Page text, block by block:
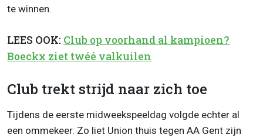
te winnen.
LEES OOK: Club op voorhand al kampioen?
Boeckx ziet twéé valkuilen
Club trekt strijd naar zich toe
Tijdens de eerste midweekspeeldag volgde echter al
een ommekeer. Zo liet Union thuis tegen AA Gent zijn